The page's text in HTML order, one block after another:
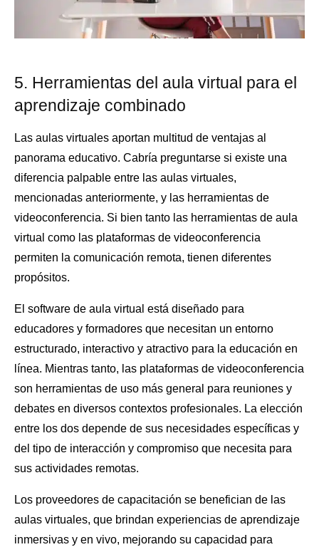
5. Herramientas del aula virtual para el
aprendizaje combinado
Las aulas virtuales aportan multitud de ventajas al
panorama educativo. Cabría preguntarse si existe una
diferencia palpable entre las aulas virtuales,
mencionadas anteriormente, y las herramientas de
videoconferencia. Si bien tanto las herramientas de aula
virtual como las plataformas de videoconferencia
permiten la comunicación remota, tienen diferentes
propósitos.
El software de aula virtual está diseñado para
educadores y formadores que necesitan un entorno
estructurado, interactivo y atractivo para la educación en
línea. Mientras tanto, las plataformas de videoconferencia
son herramientas de uso más general para reuniones y
debates en diversos contextos profesionales. La elección
entre los dos depende de sus necesidades específicas y
del tipo de interacción y compromiso que necesita para
sus actividades remotas.
Los proveedores de capacitación se benefician de las
aulas virtuales, que brindan experiencias de aprendizaje
inmersivas y en vivo, mejorando su capacidad para